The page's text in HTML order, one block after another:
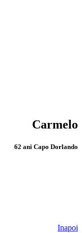
Carmelo
62 ani Capo Dorlando
Inapoi